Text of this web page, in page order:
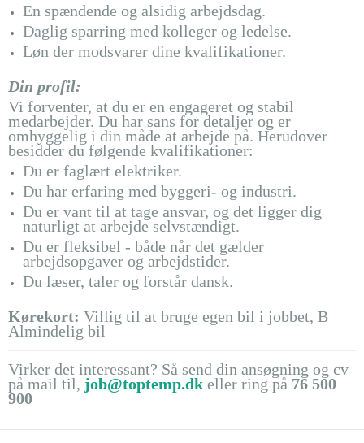
En spændende og alsidig arbejdsdag.
Daglig sparring med kolleger og ledelse.
Løn der modsvarer dine kvalifikationer.
Din profil:
Vi forventer, at du er en engageret og stabil
medarbejder. Du har sans for detaljer og er
omhyggelig i din måde at arbejde på. Herudover
besidder du følgende kvalifikationer:
Du er faglært elektriker.
Du har erfaring med byggeri- og industri.
Du er vant til at tage ansvar, og det ligger dig
naturligt at arbejde selvstændigt.
Du er fleksibel - både når det gælder
arbejdsopgaver og arbejdstider.
Du læser, taler og forstår dansk.
Kørekort: Villig til at bruge egen bil i jobbet, B
Almindelig bil
Virker det interessant? Så send din ansøgning og cv
på mail til, job@toptemp.dk eller ring på 76 500
900